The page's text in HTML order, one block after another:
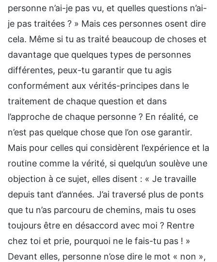
personne n’ai-je pas vu, et quelles questions n’ai-
je pas traitées ? » Mais ces personnes osent dire
cela. Même si tu as traité beaucoup de choses et
davantage que quelques types de personnes
différentes, peux-tu garantir que tu agis
conformément aux vérités-principes dans le
traitement de chaque question et dans
l’approche de chaque personne ? En réalité, ce
n’est pas quelque chose que l’on ose garantir.
Mais pour celles qui considèrent l’expérience et la
routine comme la vérité, si quelqu’un soulève une
objection à ce sujet, elles disent : « Je travaille
depuis tant d’années. J’ai traversé plus de ponts
que tu n’as parcouru de chemins, mais tu oses
toujours être en désaccord avec moi ? Rentre
chez toi et prie, pourquoi ne le fais-tu pas ! »
Devant elles, personne n’ose dire le mot « non »,